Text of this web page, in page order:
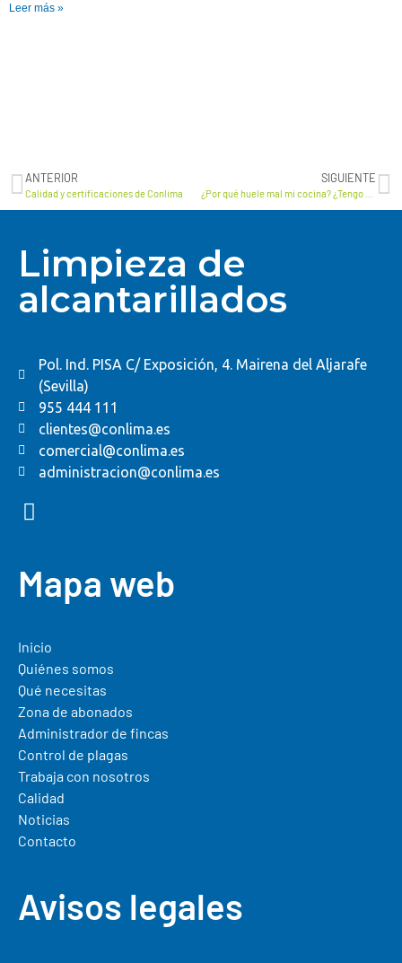
Leer más »
ANTERIOR
Calidad y certificaciones de Conlima
SIGUIENTE
Limpieza de
alcantarillados
Pol. Ind. PISA C/ Exposición, 4. Mairena del Aljarafe
(Sevilla)
955 444 111
clientes@conlima.es
comercial@conlima.es
administracion@conlima.es
Mapa web
Inicio
Quiénes somos
Qué necesitas
Zona de abonados
Administrador de fincas
Control de plagas
Trabaja con nosotros
Calidad
Noticias
Contacto
Avisos legales